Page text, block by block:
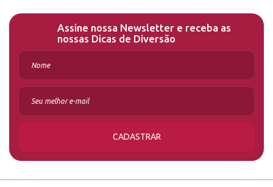
Assine nossa Newsletter e receba as
nossas Dicas de Diversão
CADASTRAR